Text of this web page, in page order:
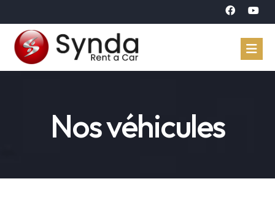
À propos
Nos véhicules